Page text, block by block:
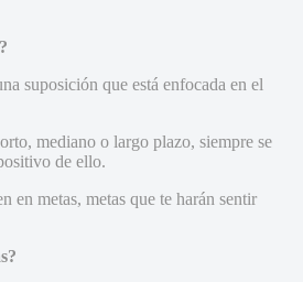
suposición que está enfocada en el
mediano o largo plazo, siempre se
de ello.
en metas, metas que te harán sentir